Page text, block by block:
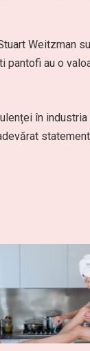
Weitzman
pantofi au o
în industria